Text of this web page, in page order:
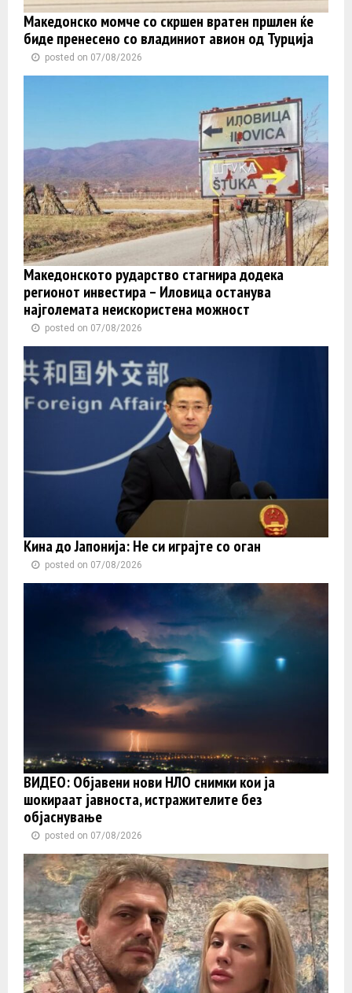
Македонско момче со скршен вратен пршлен ќе
биде пренесено со владиниот авион од Турција
posted on 07/08/2026
Македонското рударство стагнира додека
регионот инвестира – Иловица останува
најголемата неискористена можност
posted on 07/08/2026
Кина до Јапонија: Не си играјте со оган
posted on 07/08/2026
ВИДЕО: Објавени нови НЛО снимки кои ја
шокираат јавноста, истражителите без
објаснување
posted on 07/08/2026